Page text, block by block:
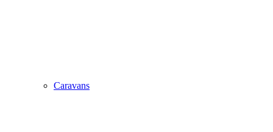
Caravans